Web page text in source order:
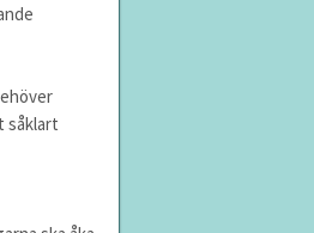
såklart